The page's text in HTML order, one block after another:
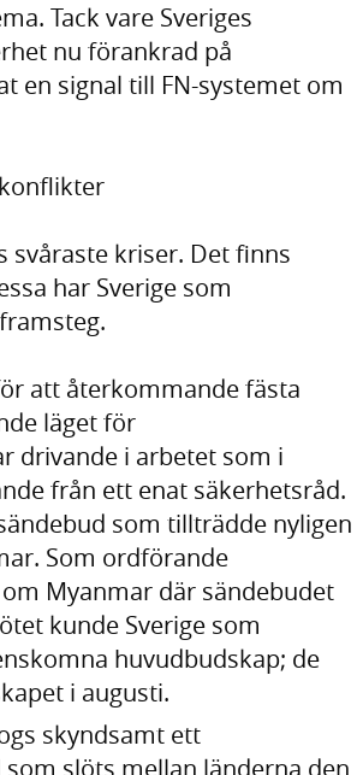
Tack vare Sveriges
nu förankrad på
en signal till FN-systemet om
svåraste kriser. Det finns
har Sverige som
att återkommande fästa
läget för
drivande i arbetet som i
från ett enat säkerhetsråd.
som tillträdde nyligen
Som ordförande
Myanmar där sändebudet
kunde Sverige som
huvudbudskap; de
i augusti.
skyndsamt ett